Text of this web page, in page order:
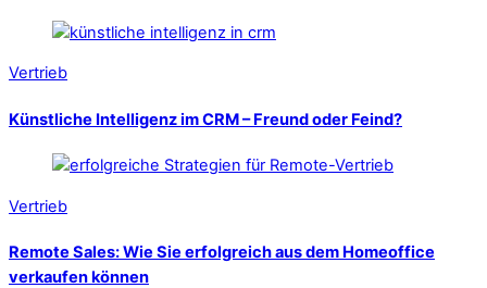
Vertrieb
Künstliche Intelligenz im CRM – Freund oder Feind?
Vertrieb
Remote Sales: Wie Sie erfolgreich aus dem Homeoffice
verkaufen können